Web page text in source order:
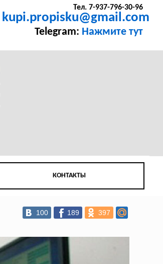
Тел. 7-937-796-30-96
kupi.propisku@gmail.com
Telegram: Нажмите тут
КОНТАКТЫ
100 189 397